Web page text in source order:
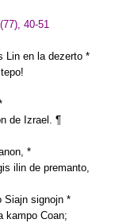
40-51
Lin en la dezerto *
de Izrael. ¶
*
ilin de premanto,
Siajn signojn *
kampo Coan;